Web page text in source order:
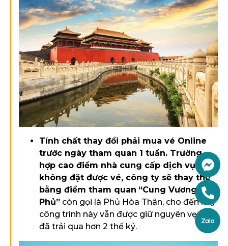
Tính chất thay đổi phải mua vé Online
trước ngày tham quan 1 tuần. Trường
hợp cao điểm nhà cung cấp dịch vụ
không đặt được vé, công ty sẽ thay thế
bằng điểm tham quan “Cung Vương
Phủ” còn gọi là Phủ Hòa Thân, cho đến nay
công trình này vẫn được giữ nguyên vẹn dù
đã trải qua hơn 2 thế kỷ.